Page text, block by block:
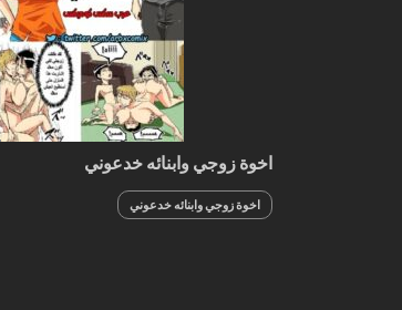
اخوة زوجي وابنائه خدعوني
اخوة زوجي وابنائه خدعوني